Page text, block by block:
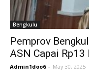
Bengkulu
Pemprov
ASN Capai
Admin1doo6 - May 30, 2025